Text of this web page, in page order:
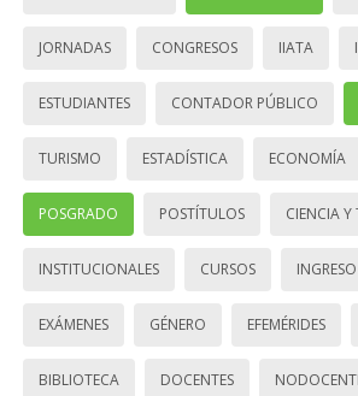
JORNADAS CONGRESOS IIATA
ESTUDIANTES CONTADOR PÚBLICO
TURISMO ESTADÍSTICA ECONOMÍA
POSGRADO POSTÍTULOS CIENCIA
INSTITUCIONALES CURSOS INGRESO
EXÁMENES GÉNERO EFEMÉRIDES
BIBLIOTECA DOCENTES